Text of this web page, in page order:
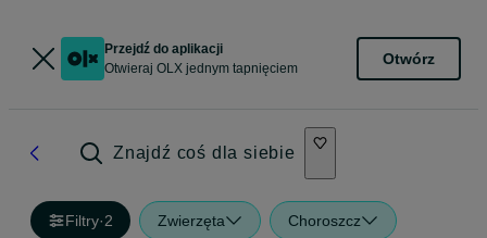
Przejdź do aplikacji
Otwieraj OLX jednym tapnięciem
Otwórz
Znajdź coś dla siebie
Filtry·2 Zwierzęta Choroszcz